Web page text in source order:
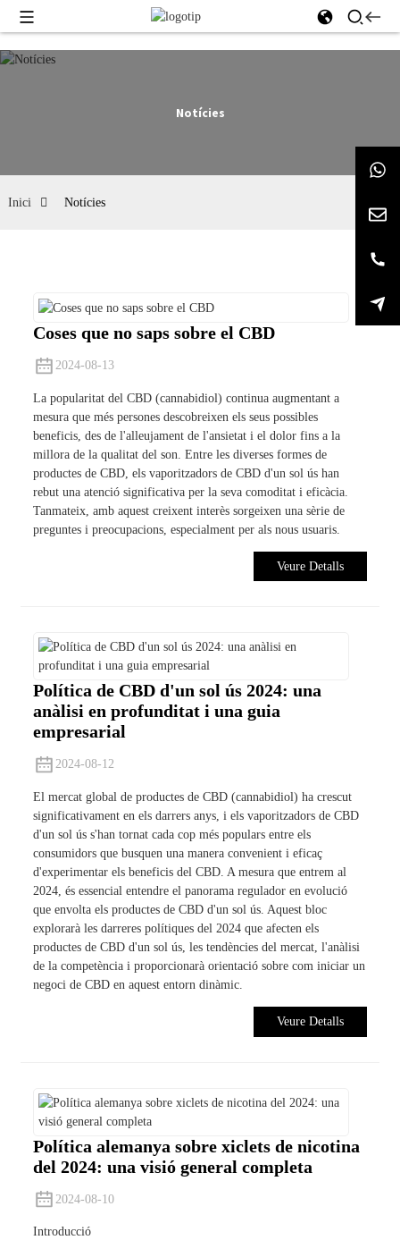
Notícies
Inici Notícies
Coses que no saps sobre el CBD
2024-08-13
La popularitat del CBD (cannabidiol) continua augmentant a
mesura que més persones descobreixen els seus possibles
beneficis, des de l'alleujament de l'ansietat i el dolor fins a la
millora de la qualitat del son. Entre les diverses formes de
productes de CBD, els vaporitzadors de CBD d'un sol ús han
rebut una atenció significativa per la seva comoditat i eficàcia.
Tanmateix, amb aquest creixent interès sorgeixen una sèrie de
preguntes i preocupacions, especialment per als nous usuaris.
Veure Detalls
Política de CBD d'un sol ús 2024: una
anàlisi en profunditat i una guia
empresarial
2024-08-12
El mercat global de productes de CBD (cannabidiol) ha crescut
significativament en els darrers anys, i els vaporitzadors de CBD
d'un sol ús s'han tornat cada cop més populars entre els
consumidors que busquen una manera convenient i eficaç
d'experimentar els beneficis del CBD. A mesura que entrem al
2024, és essencial entendre el panorama regulador en evolució
que envolta els productes de CBD d'un sol ús. Aquest bloc
explorarà les darreres polítiques del 2024 que afecten els
productes de CBD d'un sol ús, les tendències del mercat, l'anàlisi
de la competència i proporcionarà orientació sobre com iniciar un
negoci de CBD en aquest entorn dinàmic.
Veure Detalls
Política alemanya sobre xiclets de nicotina
del 2024: una visió general completa
2024-08-10
Introducció